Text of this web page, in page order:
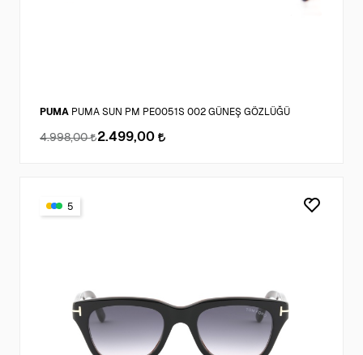
PUMA PUMA SUN PM PE0051S 002 GÜNEŞ GÖZLÜĞÜ
4.998,00 2.499,00
5